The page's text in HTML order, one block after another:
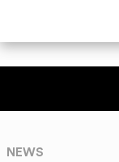
NEWS